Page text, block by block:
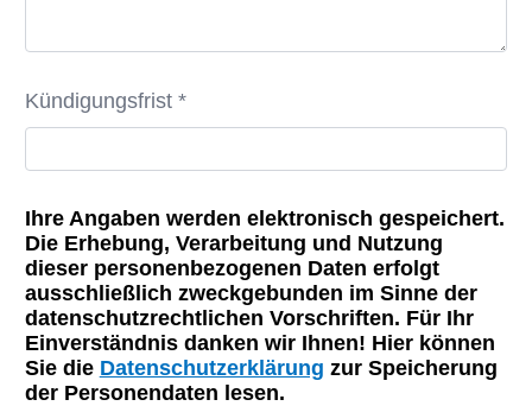
Kündigungsfrist *
Ihre Angaben werden elektronisch gespeichert.
Die Erhebung, Verarbeitung und Nutzung
dieser personenbezogenen Daten erfolgt
ausschließlich zweckgebunden im Sinne der
datenschutzrechtlichen Vorschriften. Für Ihr
Einverständnis danken wir Ihnen! Hier können
Sie die Datenschutzerklärung zur Speicherung
der Personendaten lesen.